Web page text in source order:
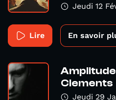
Jeudi 12
Lire En savoir
Clements
Jeudi 29